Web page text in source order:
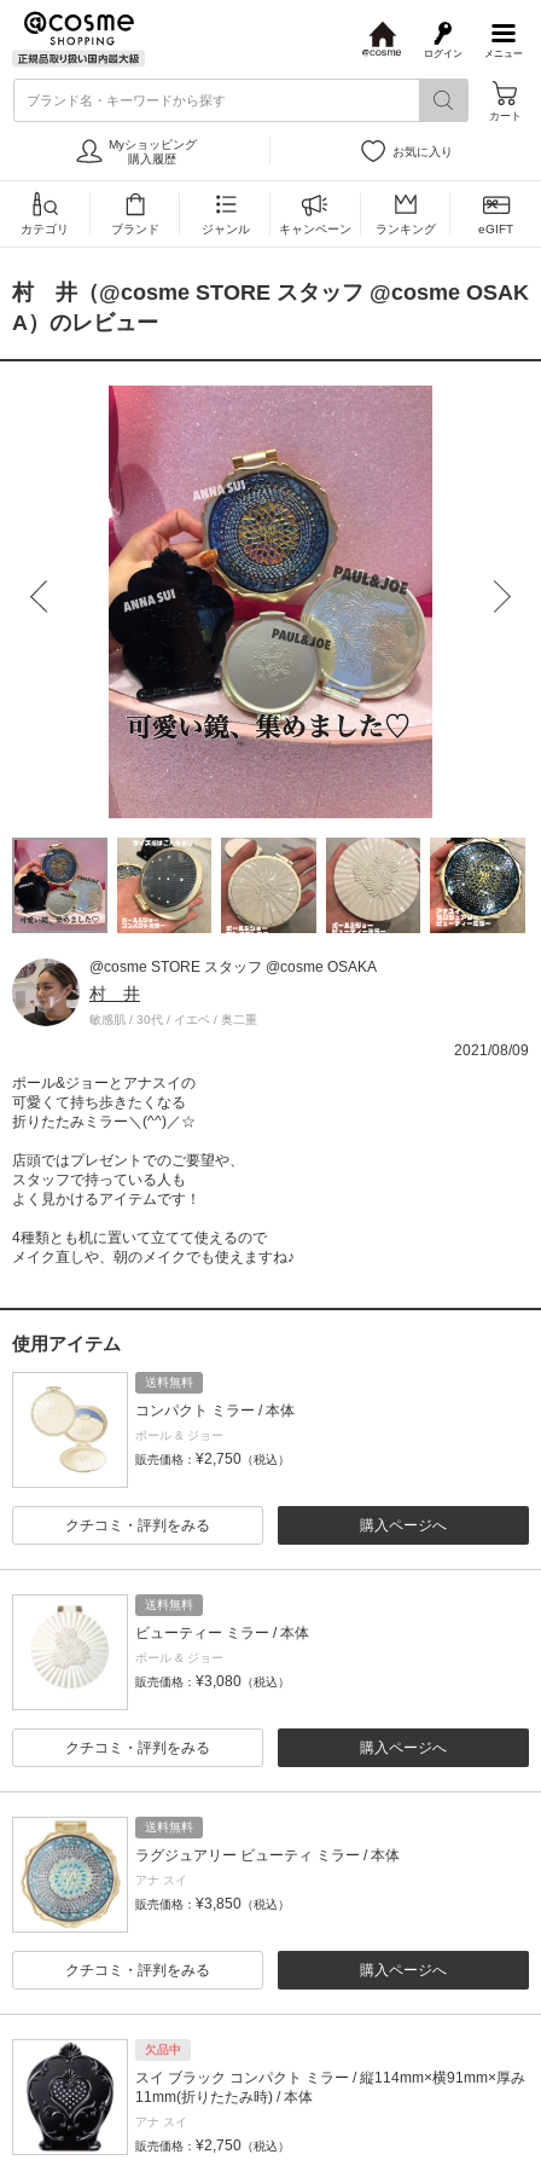
メニュー
ログイン
s
ブランド名・キーワードから探す
カート
Myショッピング
購入履歴
お気に入り
カテゴリ ブランド ジャンル キャンペーン ランキング eGIFT
村 井（@cosme STORE スタッフ @cosme OSAK
A）のレビュー
@cosme STORE スタッフ @cosme OSAKA
村 井
敏感肌 / 30代 / イエベ / 奥二重
2021/08/09
ポール&ジョーとアナスイの
可愛くて持ち歩きたくなる
折りたたみミラー＼(^^)／☆
店頭ではプレゼントでのご要望や、
スタッフで持っている人も
よく見かけるアイテムです！
4種類とも机に置いて立てて使えるので
メイク直しや、朝のメイクでも使えますね♪
使用アイテム
送料無料
コンパクト ミラー / 本体
ポール & ジョー
販売価格： ¥2,750 （税込）
購入ページへ
クチコミ・評判をみる
送料無料
ビューティー ミラー / 本体
ポール & ジョー
販売価格： ¥3,080 （税込）
購入ページへ
クチコミ・評判をみる
送料無料
ラグジュアリー ビューティ ミラー / 本体
アナ スイ
販売価格： ¥3,850 （税込）
購入ページへ
クチコミ・評判をみる
欠品中
スイ ブラック コンパクト ミラー / 縦114mm×横91mm×厚み
11mm(折りたたみ時) / 本体
アナ スイ
販売価格： ¥2,750 （税込）